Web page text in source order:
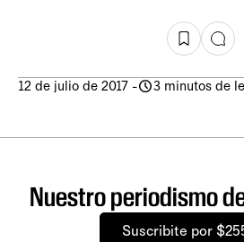
12 de julio de 2017 - 3 minutos de
Nuestro periodismo
Suscribite por